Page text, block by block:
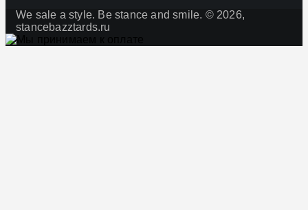
We sale a style. Be stance and smile. © 2026,
stancebazztards.ru